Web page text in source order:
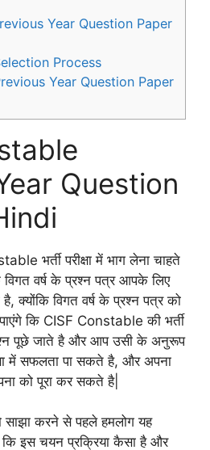
Year Question Paper
Process
Year Question Paper
Question
भर्ती परीक्षा में भाग लेना चाहते
विगत वर्ष के प्रश्न पत्र आपके लिए
है, क्योंकि विगत वर्ष के प्रश्न पत्र को
कि CISF Constable की भर्ती
पूछे जाते है और आप उसी के अनुरूप
में सफलता पा सकते है, और अपना
को पूरा कर सकते है|
साझा करने से पहले हमलोग यह
कि इस चयन प्रक्रिया कैसा है और